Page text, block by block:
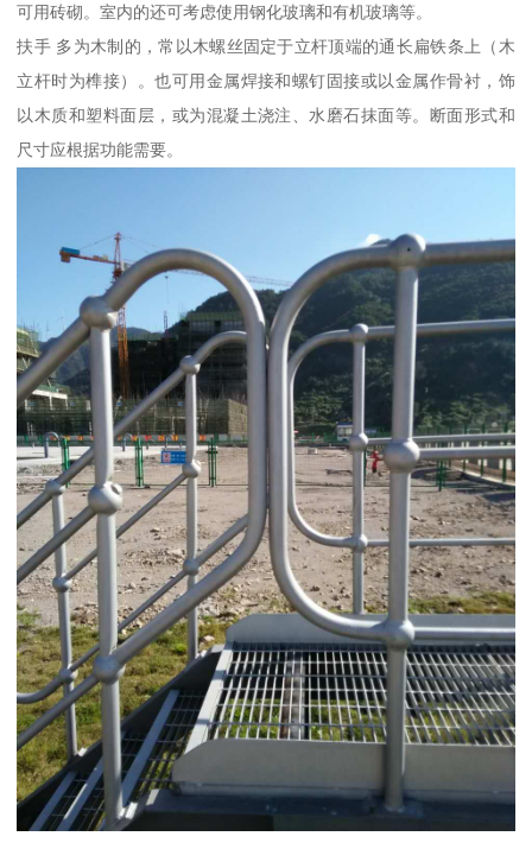
可用砖砌。室内的还可考虑使用钢化玻璃和有机玻璃等。
扶手 多为木制的，常以木螺丝固定于立杆顶端的通长扁铁条上（木
立杆时为榫接）。也可用金属焊接和螺钉固接或以金属作骨衬，饰
以木质和塑料面层，或为混凝土浇注、水磨石抹面等。断面形式和
尺寸应根据功能需要。